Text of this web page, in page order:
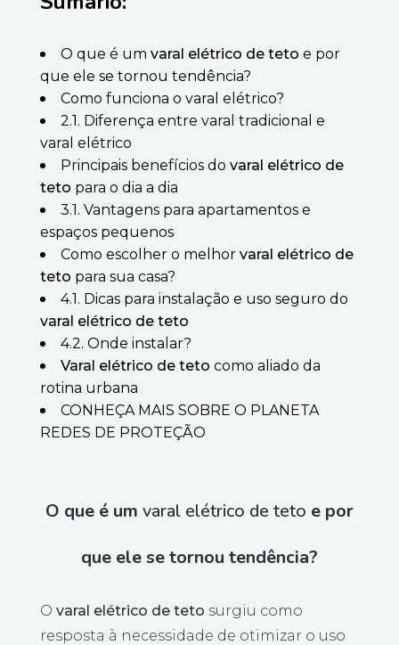
O que é um varal elétrico de teto e por
que ele se tornou tendência?
Como funciona o varal elétrico?
2.1. Diferença entre varal tradicional e
varal elétrico
Principais benefícios do varal elétrico de
teto para o dia a dia
3.1. Vantagens para apartamentos e
espaços pequenos
Como escolher o melhor varal elétrico de
teto para sua casa?
4.1. Dicas para instalação e uso seguro do
varal elétrico de teto
4.2. Onde instalar?
Varal elétrico de teto como aliado da
rotina urbana
CONHEÇA MAIS SOBRE O PLANETA
REDES DE PROTEÇÃO
O que é um varal elétrico de teto e por
que ele se tornou tendência?
O varal elétrico de teto surgiu como
resposta à necessidade de otimizar o uso